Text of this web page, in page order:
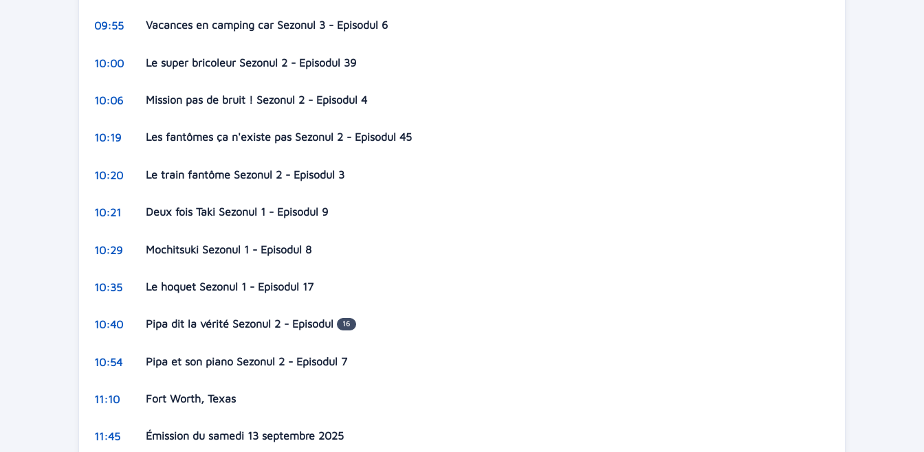
09:55 Vacances en camping car Sezonul 3 - Episodul 6
10:00 Le super bricoleur Sezonul 2 - Episodul 39
10:06 Mission pas de bruit ! Sezonul 2 - Episodul 4
10:19 Les fantômes ça n'existe pas Sezonul 2 - Episodul 45
10:20 Le train fantôme Sezonul 2 - Episodul 3
10:21 Deux fois Taki Sezonul 1 - Episodul 9
10:29 Mochitsuki Sezonul 1 - Episodul 8
10:35 Le hoquet Sezonul 1 - Episodul 17
10:40 Pipa dit la vérité Sezonul 2 - Episodul 16
10:54 Pipa et son piano Sezonul 2 - Episodul 7
11:10 Fort Worth, Texas
11:45 Émission du samedi 13 septembre 2025